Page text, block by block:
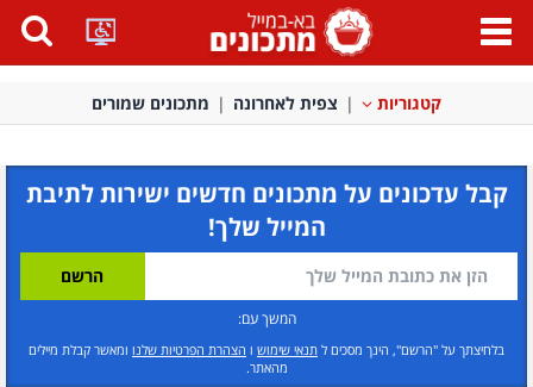
פתח
תפריט
קטגוריות צפית לאחרונה מתכונים שמורים
קבל עדכונים על מתכונים חדשים ישירות לתיבת
המייל שלך!
המשך עם:
בלחיצתך על "הרשם", הינך מסכים ל תנאי שימוש ו הצהרת הפרטיות שלנו ומאשר קבלת מיילים
מהאתר.